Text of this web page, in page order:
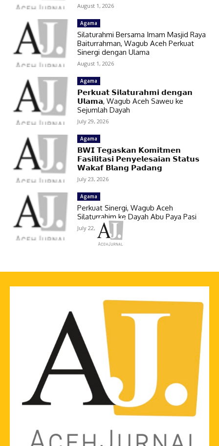
August 1, 2026
Agama
Silaturahmi Bersama Imam Masjid Raya
Baiturrahman, Wagub Aceh Perkuat
Sinergi dengan Ulama
August 1, 2026
Agama
𝗣𝗲𝗿𝗸𝘂𝗮𝘁 𝗦𝗶𝗹𝗮𝘁𝘂𝗿𝗮𝗵𝗺𝗶 𝗱𝗲𝗻𝗴𝗮𝗻
𝗨𝗹𝗮𝗺𝗮, Wagub Aceh Saweu ke
Sejumlah Dayah
July 29, 2026
Agama
𝗕𝗪𝗜 𝗧𝗲𝗴𝗮𝘀𝗸𝗮𝗻 𝗞𝗼𝗺𝗶𝘁𝗺𝗲𝗻
𝗙𝗮𝘀𝗶𝗹𝗶𝘁𝗮𝘀𝗶 𝗣𝗲𝗻𝘆𝗲𝗹𝗲𝘀𝗮𝗶𝗮𝗻 𝗦𝘁𝗮𝘁𝘂𝘀
𝗪𝗮𝗸𝗮𝗳 𝗕𝗹𝗮𝗻𝗴 𝗣𝗮𝗱𝗮𝗻𝗴
July 23, 2026
Agama
Perkuat Sinergi, Wagub Aceh
Silaturrahim ke Dayah Abu Paya Pasi
July 22, 2026